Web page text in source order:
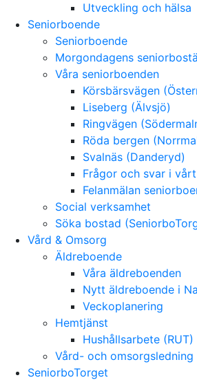
Utveckling och hälsa
Seniorboende
Seniorboende
Morgondagens
Våra seniorboenden
Körsbärsvägen
Liseberg (Älvsjö)
Ringvägen
Röda bergen
Svalnäs (Danderyd)
Frågor och svar i
Felanmälan
Social verksamhet
Söka bostad
Vård & Omsorg
Äldreboende
Våra äldreboenden
Nytt äldreboende i
Veckoplanering
Hemtjänst
Hushållsarbete (RUT)
Vård- och omsorgsledning
SeniorboTorget